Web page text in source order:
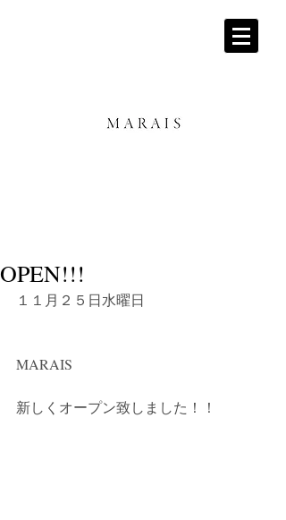
OPEN!!!
１１月２５日水曜日
MARAIS
新しくオープン致しました！！